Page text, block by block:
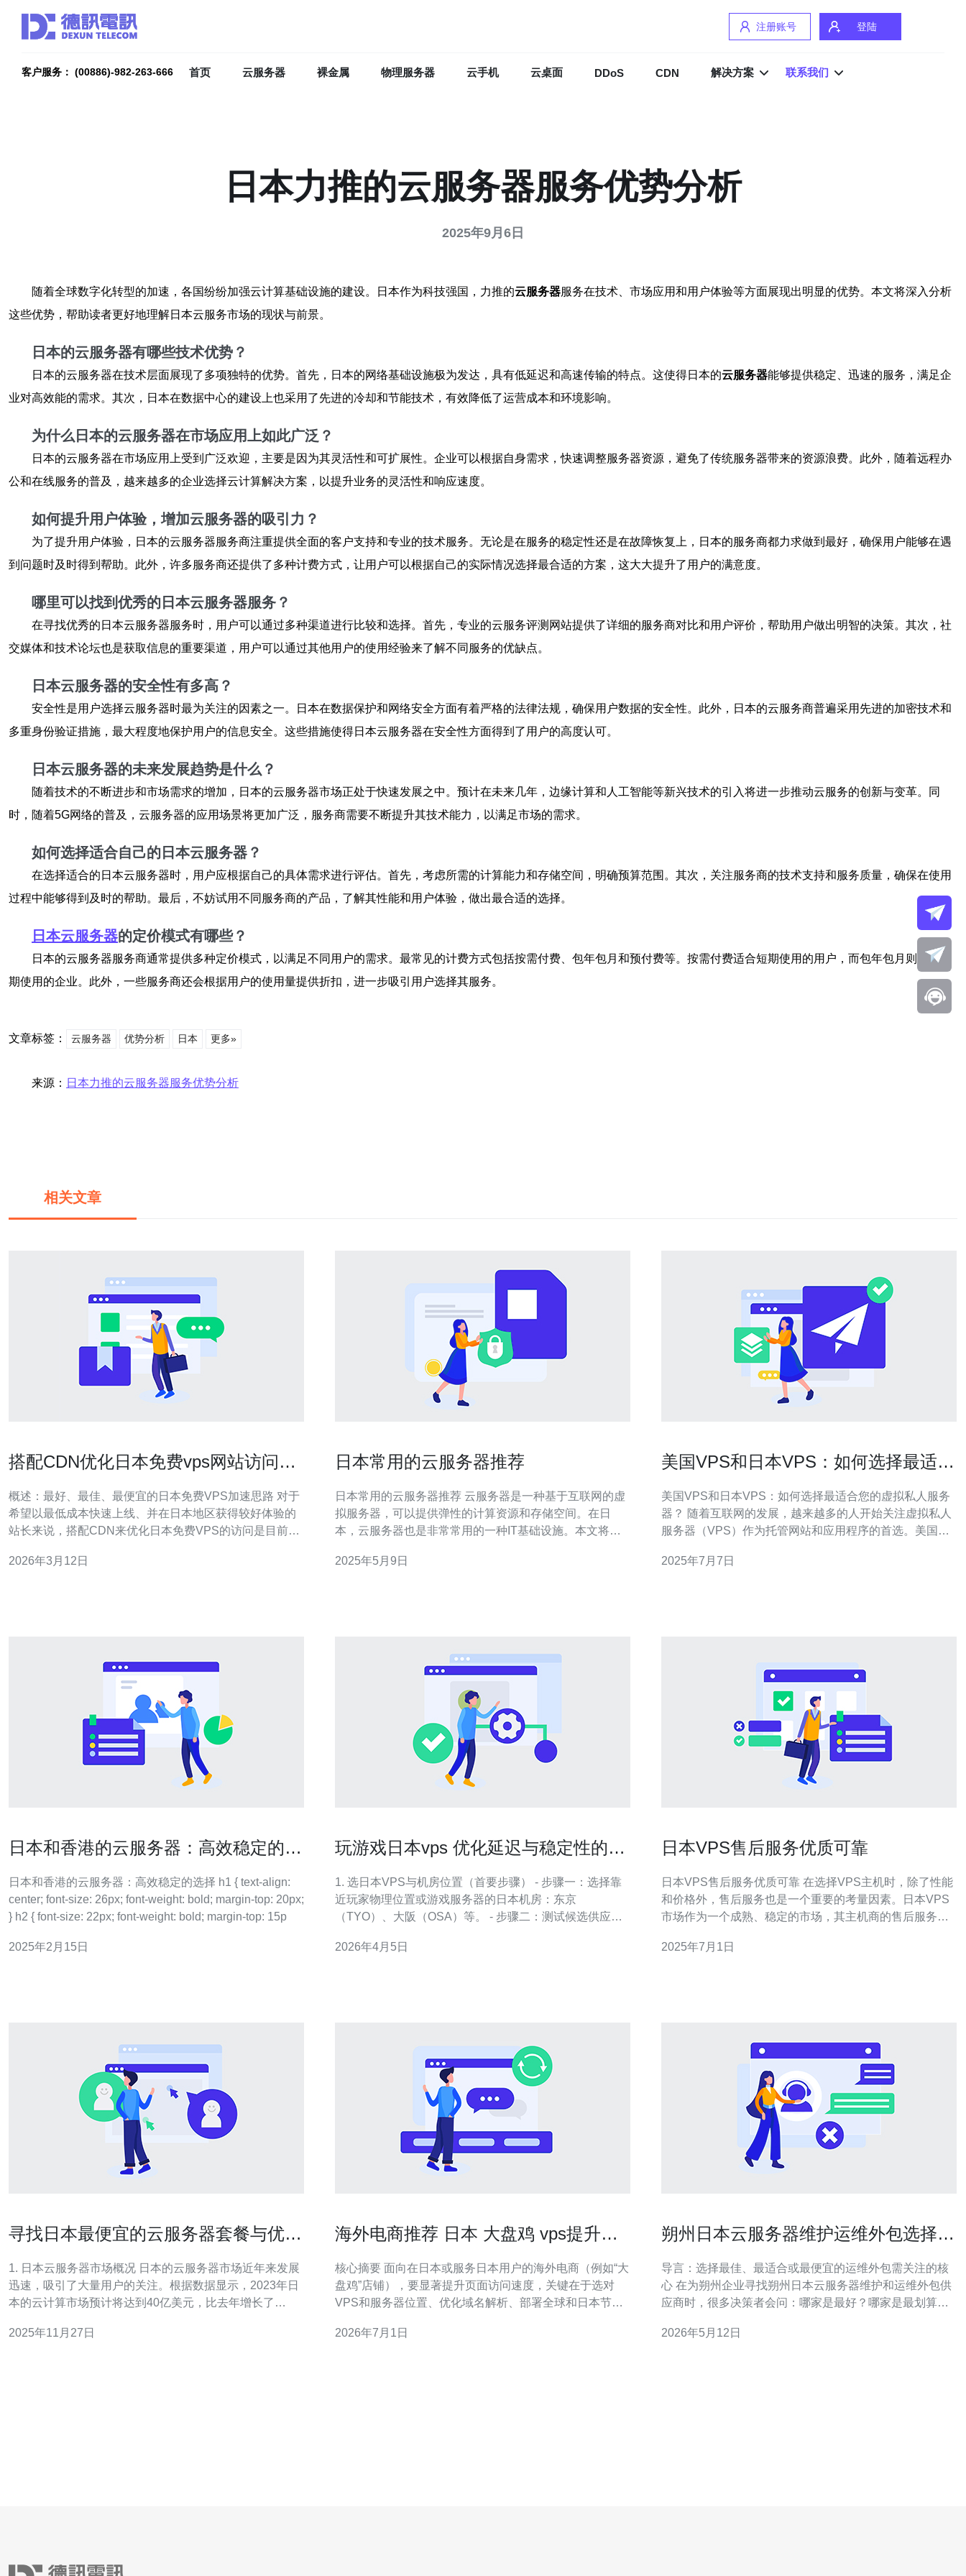
注册账号 登陆
客户服务： (00886)-982-263-666 首页 云服务器 裸金属 物理服务器 云手机 云桌面 DDoS CDN 解决方案 联系我们
日本力推的云服务器服务优势分析
2025年9月6日
随着全球数字化转型的加速，各国纷纷加强云计算基础设施的建设。日本作为科技强国，力推的云服务器服务在技术、市场应用和用户体验等方面展现出明显的优势。本文将深入分析
这些优势，帮助读者更好地理解日本云服务市场的现状与前景。
日本的云服务器有哪些技术优势？
日本的云服务器在技术层面展现了多项独特的优势。首先，日本的网络基础设施极为发达，具有低延迟和高速传输的特点。这使得日本的云服务器能够提供稳定、迅速的服务，满足企
业对高效能的需求。其次，日本在数据中心的建设上也采用了先进的冷却和节能技术，有效降低了运营成本和环境影响。
为什么日本的云服务器在市场应用上如此广泛？
日本的云服务器在市场应用上受到广泛欢迎，主要是因为其灵活性和可扩展性。企业可以根据自身需求，快速调整服务器资源，避免了传统服务器带来的资源浪费。此外，随着远程办
公和在线服务的普及，越来越多的企业选择云计算解决方案，以提升业务的灵活性和响应速度。
如何提升用户体验，增加云服务器的吸引力？
为了提升用户体验，日本的云服务器服务商注重提供全面的客户支持和专业的技术服务。无论是在服务的稳定性还是在故障恢复上，日本的服务商都力求做到最好，确保用户能够在遇
到问题时及时得到帮助。此外，许多服务商还提供了多种计费方式，让用户可以根据自己的实际情况选择最合适的方案，这大大提升了用户的满意度。
哪里可以找到优秀的日本云服务器服务？
在寻找优秀的日本云服务器服务时，用户可以通过多种渠道进行比较和选择。首先，专业的云服务评测网站提供了详细的服务商对比和用户评价，帮助用户做出明智的决策。其次，社
交媒体和技术论坛也是获取信息的重要渠道，用户可以通过其他用户的使用经验来了解不同服务的优缺点。
日本云服务器的安全性有多高？
安全性是用户选择云服务器时最为关注的因素之一。日本在数据保护和网络安全方面有着严格的法律法规，确保用户数据的安全性。此外，日本的云服务商普遍采用先进的加密技术和
多重身份验证措施，最大程度地保护用户的信息安全。这些措施使得日本云服务器在安全性方面得到了用户的高度认可。
日本云服务器的未来发展趋势是什么？
随着技术的不断进步和市场需求的增加，日本的云服务器市场正处于快速发展之中。预计在未来几年，边缘计算和人工智能等新兴技术的引入将进一步推动云服务的创新与变革。同
时，随着5G网络的普及，云服务器的应用场景将更加广泛，服务商需要不断提升其技术能力，以满足市场的需求。
如何选择适合自己的日本云服务器？
在选择适合的日本云服务器时，用户应根据自己的具体需求进行评估。首先，考虑所需的计算能力和存储空间，明确预算范围。其次，关注服务商的技术支持和服务质量，确保在使用
过程中能够得到及时的帮助。最后，不妨试用不同服务商的产品，了解其性能和用户体验，做出最合适的选择。
日本云服务器的定价模式有哪些？
日本的云服务器服务商通常提供多种定价模式，以满足不同用户的需求。最常见的计费方式包括按需付费、包年包月和预付费等。按需付费适合短期使用的用户，而包年包月则适合长
期使用的企业。此外，一些服务商还会根据用户的使用量提供折扣，进一步吸引用户选择其服务。
文章标签： 云服务器 优势分析 日本 更多»
来源： 日本力推的云服务器服务优势分析
相关文章
搭配CDN优化日本免费vps网站访问体
概述：最好、最佳、最便宜的日本免费VPS加速思路 对于
希望以最低成本快速上线、并在日本地区获得较好体验的
站长来说，搭配CDN来优化日本免费VPS的访问是目前最
缘缓存，可实现“最佳的用户体验”与“最便宜的运营成本”之
2026年3月12日
日本常用的云服务器推荐
日本常用的云服务器推荐 云服务器是一种基于互联网的虚
拟服务器，可以提供弹性的计算资源和存储空间。在日
本，云服务器也是非常常用的一种IT基础设施。本文将介
云服务器。 Amazon Web Services（AWS）是全球领先的
2025年5月9日
美国VPS和日本VPS：如何选择最适合
美国VPS和日本VPS：如何选择最适合您的虚拟私人服务
器？ 随着互联网的发展，越来越多的人开始关注虚拟私人
服务器（VPS）作为托管网站和应用程序的首选。美国和
将帮助您了解如何选择最适合您需求的VPS。 美国VPS通
2025年7月7日
日本和香港的云服务器：高效稳定的选
日本和香港的云服务器：高效稳定的选择 h1 { text-align:
center; font-size: 26px; font-weight: bold; margin-top: 20px;
} h2 { font-size: 22px; font-weight: bold; margin-top: 15p
2025年2月15日
玩游戏日本vps 优化延迟与稳定性的实
1. 选日本VPS与机房位置（首要步骤） - 步骤一：选择靠
近玩家物理位置或游戏服务器的日本机房：东京
（TYO）、大阪（OSA）等。 - 步骤二：测试候选供应商
平均时延、丢包和跃点异常。 - 步骤三：选择带有良好国
2026年4月5日
日本VPS售后服务优质可靠
日本VPS售后服务优质可靠 在选择VPS主机时，除了性能
和价格外，售后服务也是一个重要的考量因素。日本VPS
市场作为一个成熟、稳定的市场，其主机商的售后服务也
速度和稳定性，尤其适合在日本地区有业务需求的用户。
2025年7月1日
寻找日本最便宜的云服务器套餐与优惠
1. 日本云服务器市场概况 日本的云服务器市场近年来发展
迅速，吸引了大量用户的关注。根据数据显示，2023年日
本的云计算市场预计将达到40亿美元，比去年增长了
求增加。 近年来，许多云服务提供商如亚马逊AWS、谷歌
2025年11月27日
海外电商推荐 日本 大盘鸡 vps提升页
核心摘要 面向在日本或服务日本用户的海外电商（例如“大
盘鸡”店铺），要显著提升页面访问速度，关键在于选对
VPS和服务器位置、优化域名解析、部署全球和日本节点
讯，因其在日本节点、BGP/Anycast网络与安全能力方面
2026年7月1日
朔州日本云服务器维护运维外包选择供
导言：选择最佳、最适合或最便宜的运维外包需关注的核
心 在为朔州企业寻找朔州日本云服务器维护和运维外包供
应商时，很多决策者会问：哪家是最好？哪家是最划算或
佳供应商往往在技术能力、SLA与安全合规上都表现出
2026年5月12日